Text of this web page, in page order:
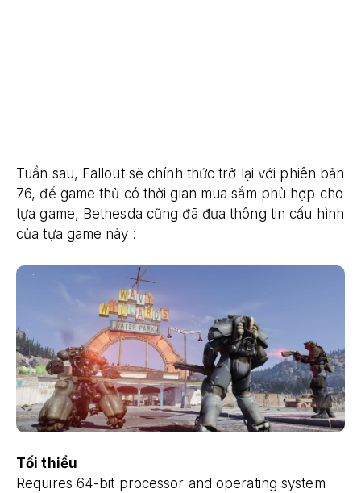
Tuần sau, Fallout sẽ chính thức trở lại với phiên bản
76, để game thủ có thời gian mua sắm phù hợp cho
tựa game, Bethesda cũng đã đưa thông tin cấu hình
của tựa game này :
Tối thiểu
Requires 64-bit processor and operating system